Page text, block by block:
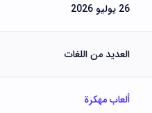
26 يوليو 2026
العديد من اللغات
ألعاب مهكرة